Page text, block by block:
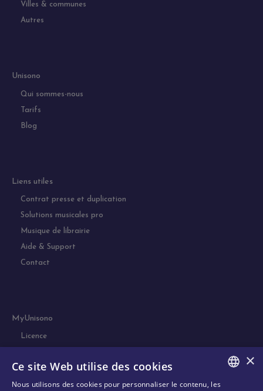
Villes & communes
Autres
Unisono
Qui sommes-nous
Tarifs
Blog
Liens utiles
Contrat presse et duplication
Solutions musicales pro
Musique de librairie
Aide & Support
Contact
MyUnisono
Licence
×
Ce site Web utilise des cookies
Nous utilisons des cookies pour personnaliser le contenu, les